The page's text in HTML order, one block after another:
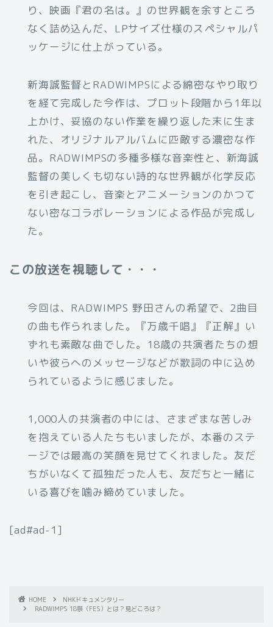
り、映画『君の名は。』の世界観を余すところ
なく詰め込んだ、LPサイズ仕様のスペシャルパ
ッケージに仕上がっている。
新海誠監督とRADWIMPSによる綿密なやり取り
を経て完成した今作は、プロット段階から1年以
上かけ、妥協のない作業を繰り返した末に生ま
れた、オリジナルアルバムに匹敵する濃密な作
品。RADWIMPSの多種多様な音楽性と、新海誠
監督の美しくも切ない詩的な世界観が化学反応
を引き起こし、音楽とアニメーションのかつて
ない密なコラボレーションによる作品が完成し
た。
この放送を視聴して・・・
今回は、RADWIMPS 野田さんの希望で、2曲目
の曲も作られました。『万歳千唱』『正解』い
ずれも素敵な曲でした。18歳の共演者たちの想
いや彼らへのメッセージなどが歌詞の中に込め
られているように感じました。
1,000人の共演者の中には、さまざまな苦しみ
を抱えている人たちもいましたが、本番のステ
ージでは最高の笑顔を見せてくれました。友だ
ちがいなくて孤独だった人も、友だちと一緒に
いる喜びを噛み締めていました。
[ad#ad-1]
HOME
NHKドキュメンタリー
RADWIMPS 18祭（FES）とは？見どころは？